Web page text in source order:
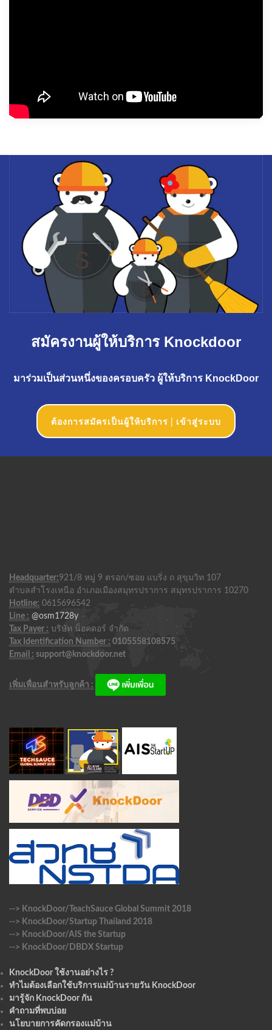
สมัครงานผู้ให้บริการ Knockdoor
มาร่วมเป็นส่วนหนึ่งของครอบครัว ผู้ให้บริการ KnockDoor
ต้องการสมัครเป็นผู้ให้บริการ | เข้าสู่ระบบ
Headquarter:921/8 หมู่ 9 ตรอก/ซอย แบริ่ง ถ สุขุมวิท 107
ตำบลสำโรงเหนือ อำเภอเมืองสมุทรปราการ สมุทรปราการ 10270
Hotline: 0615696542
Line : @osm1728y
Tax Payer : บริษัท น็อคดอร์ จำกัด
Tax Identification Number : 0105558108575
Email : support@knockdoor.net
เพิ่มเพื่อนสำหรับลูกค้า :
--> KnockDoor/TeachSauce Global Summit 2018
--> KnockDoor/Startup Thailand 2018
--> KnockDoor/AIS the Startup
--> KnockDoor/DBDX Startup
KnockDoor ใช้งานอย่างไร ?
ทำไมต้องเลือกใช้บริการแม่บ้านรายวัน KnockDoor
มารู้จัก KnockDoor กัน
คำถามที่พบบ่อย
นโยบายการคัดกรองแม่บ้าน